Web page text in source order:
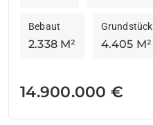
2.338 M²
Bebaut
4.405 M²
Grundstück
14.900.000 €